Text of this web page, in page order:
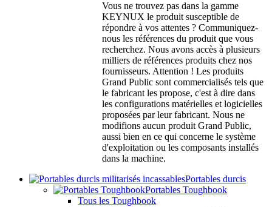
Vous ne trouvez pas dans la gamme
KEYNUX le produit susceptible de
répondre à vos attentes ? Communiquez-
nous les références du produit que vous
recherchez. Nous avons accès à plusieurs
milliers de références produits chez nos
fournisseurs. Attention ! Les produits
Grand Public sont commercialisés tels que
le fabricant les propose, c'est à dire dans
les configurations matérielles et logicielles
proposées par leur fabricant. Nous ne
modifions aucun produit Grand Public,
aussi bien en ce qui concerne le système
d'exploitation ou les composants installés
dans la machine.
Portables durcis
Portables Toughbook
Tous les Toughbook